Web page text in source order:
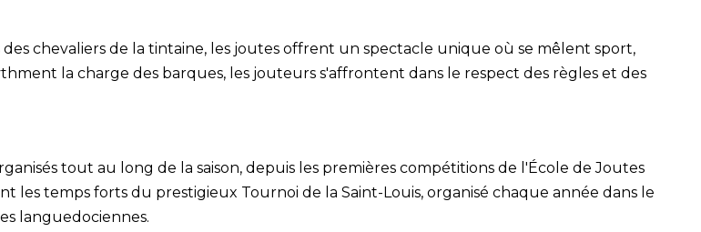
chevaliers de la tintaine, les joutes offrent un spectacle unique où se mêlent sport,
la charge des barques, les jouteurs s'affrontent dans le respect des règles et des
tout au long de la saison, depuis les premières compétitions de l'École de Joutes
les temps forts du prestigieux Tournoi de la Saint-Louis, organisé chaque année dans le
languedociennes.